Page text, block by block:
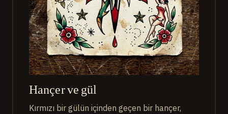
Hançer ve gül
Kırmızı bir gülün içinden geçen bir hançer,